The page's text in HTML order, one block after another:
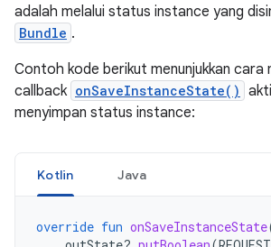
adalah melalui status instance yang
Bundle .
Contoh kode berikut menunjukkan cara
callback onSaveInstanceState()
menyimpan status instance:
Kotlin Java
override fun onSaveInstanceState